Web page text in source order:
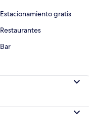
Estacionamiento gratis
Restaurantes
Bar